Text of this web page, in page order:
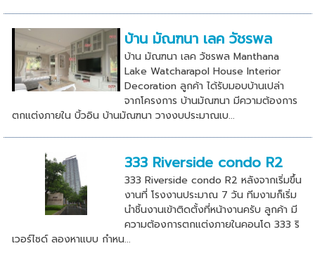
บ้าน มัณฑนา เลค วัชรพล
บ้าน มัณฑนา เลค วัชรพล Manthana
Lake Watcharapol House Interior
Decoration ลูกค้า ได้รับมอบบ้านเปล่า
จากโครงการ บ้านมัณฑนา มีความต้องการ
ตกแต่งภายใน บิ้วอิน บ้านมัณฑนา วางงบประมาณเบ...
333 Riverside condo R2
333 Riverside condo R2 หลังจากเริ่มขึ้น
งานที่ โรงงานประมาณ 7 วัน ทีมงามก็เริ่ม
นำชิ้นงานเข้าติดตั้งที่หน้างานครับ ลูกค้า มี
ความต้องการตกแต่งภายในคอนโด 333 ริ
เวอร์ไซด์ ลองหาแบบ กำหน...